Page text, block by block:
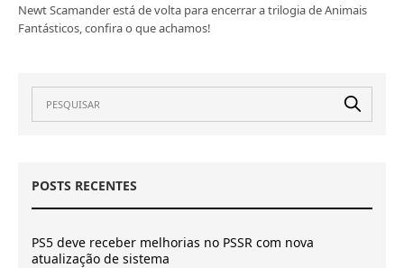
Newt Scamander está de volta para encerrar a trilogia de Animais
Fantásticos, confira o que achamos!
POSTS RECENTES
PS5 deve receber melhorias no PSSR com nova
atualização de sistema